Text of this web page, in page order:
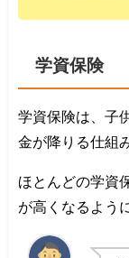
学資保険
学資保険は、子
金が降りる仕組
ほとんどの学資
が高くなるよう